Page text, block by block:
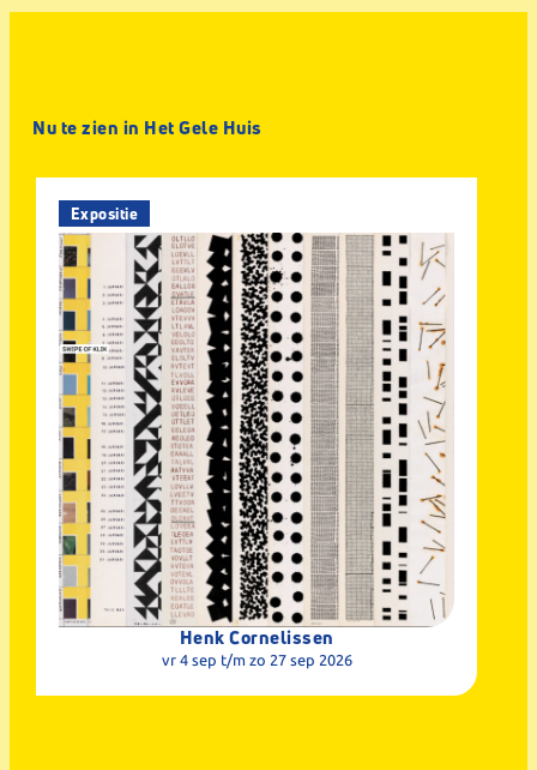
Nu te zien in Het Gele Huis
Expositie
Henk Cornelissen
vr 4 sep t/m zo 27 sep 2026